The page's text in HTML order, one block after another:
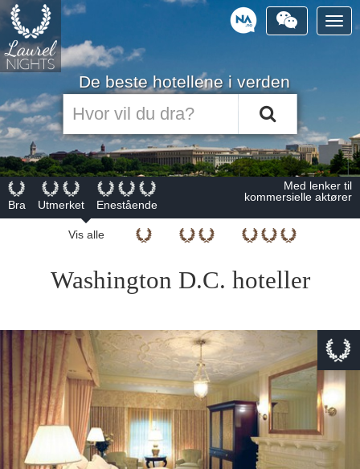
De beste hotellene i verden
Bra Utmerket Enestående
Med lenker til
kommersielle aktører
Vis alle
Washington D.C. hoteller
This page can't load Google Maps correctly.
Do you own this website?
OK